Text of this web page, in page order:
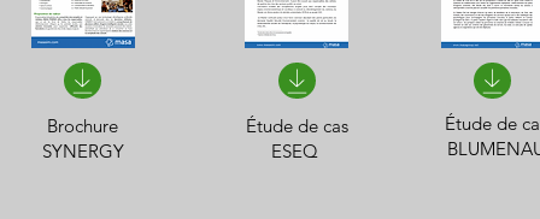
Brochure
SYNERGY
Étude de cas
ESEQ
Étude de